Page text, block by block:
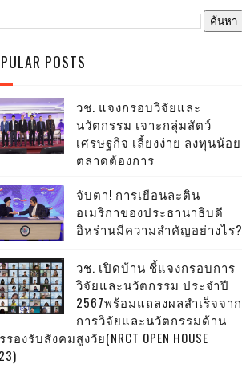
POSTS
วช. แจงกรอบวิจัยและ
นวัตกรรม เจาะกลุ่มสัตว์
เศรษฐกิจ เลี้ยงง่าย ลงทุนน้อย
ตลาดต้องการ
จับตา! การเยือนละติน
อเมริกาของประธานาธิบดี
อิหร่านมีความสำคัญอย่างไร?
วช. เปิดบ้าน ชี้แจงกรอบการ
วิจัยและนวัตกรรม ประจำปี
2567พร้อมแถลงผลสำเร็จจาก
การวิจัยและนวัตกรรมด้าน
รองรับสังคมสูงวัย(NRCT OPEN HOUSE